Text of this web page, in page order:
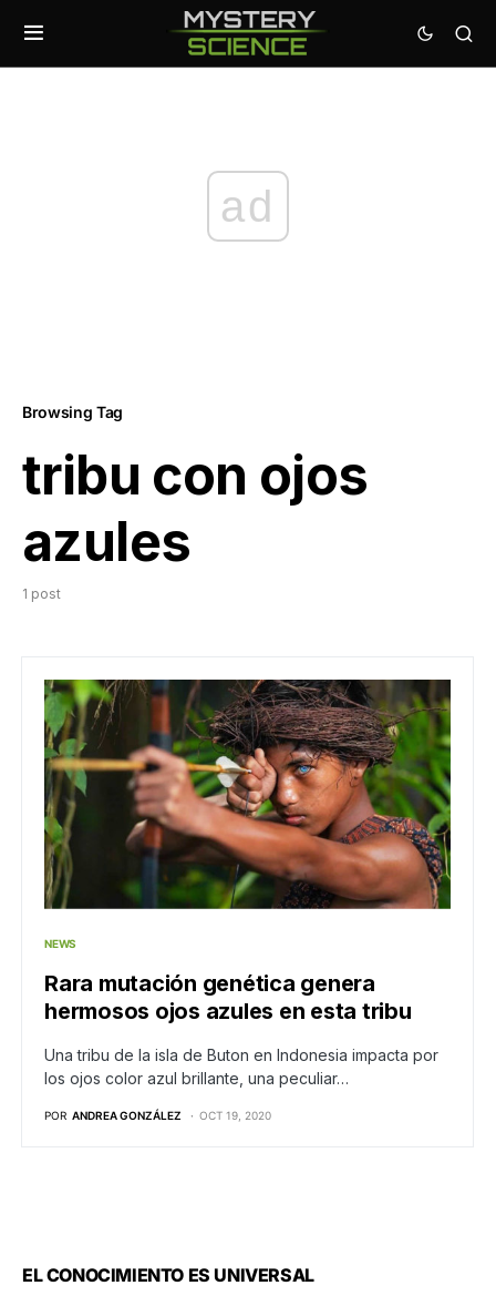
ad
Browsing Tag
tribu con ojos
azules
1 post
NEWS
Rara mutación genética genera
hermosos ojos azules en esta tribu
Una tribu de la isla de Buton en Indonesia impacta por
los ojos color azul brillante, una peculiar…
POR ANDREA GONZÁLEZ OCT 19, 2020
EL CONOCIMIENTO ES UNIVERSAL